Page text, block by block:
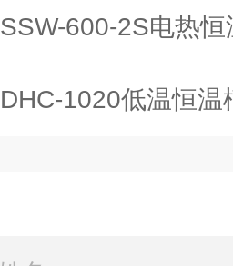
SSW-600-2S电热恒温
DHC-1020低温恒